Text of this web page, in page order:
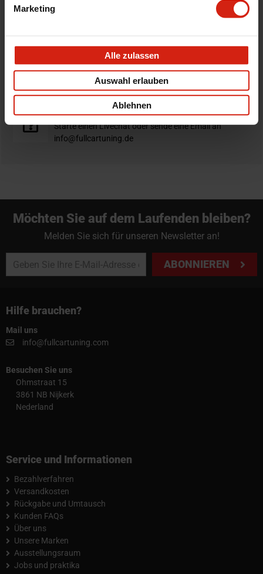
Marketing
Alle zulassen
Auswahl erlauben
Ablehnen
Nicht zufrieden?
Du hast immer eine 14-tägige Rückgabefrist um deine
Bestellung zurück zu geben.
Professioneller Rat nötig?
Starte einen Livechat oder sende eine Email an
info@fullcartuning.de
Möchten Sie auf dem Laufenden bleiben?
Melden Sie sich für unseren Newsletter an!
ABONNIEREN
Hilfe brauchen?
Mail uns
info@fullcartuning.com
Besuchen Sie uns
Ohmstraat 15
3861 NB Nijkerk
Nederland
Service und Informationen
Bezahlverfahren
Versandkosten
Rückgabe und Umtausch
Kunden FAQs
Über uns
Unsere Marken
Ausstellungsraum
Jobs und praktika